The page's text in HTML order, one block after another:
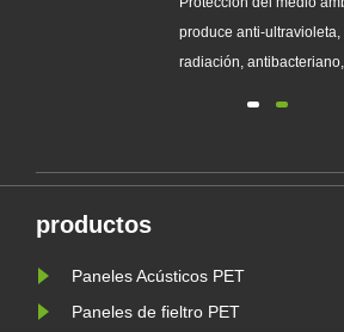
produce anti-ultravioleta,
radiación,
productos
Paneles Acústicos PET
Paneles de fieltro PET